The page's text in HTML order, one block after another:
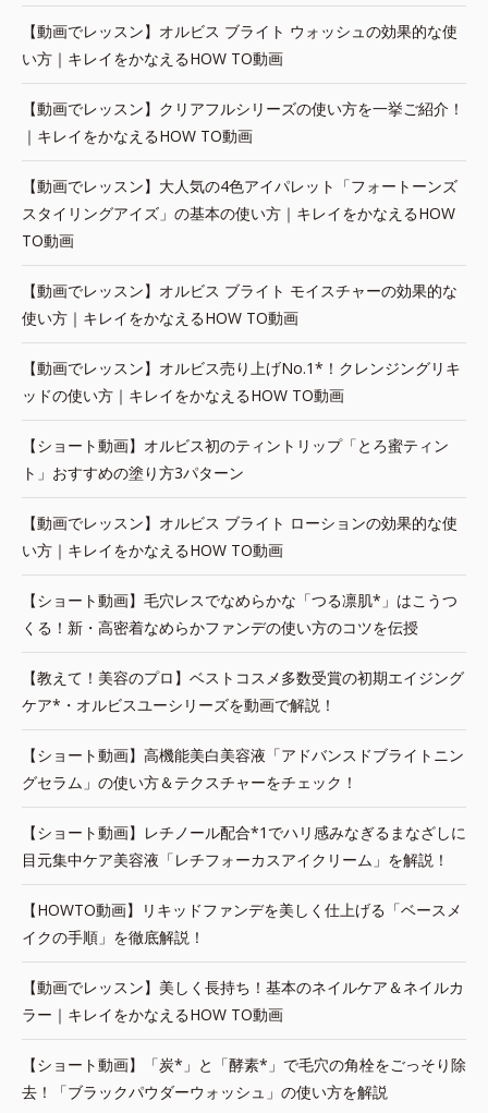
【動画でレッスン】オルビス ブライト ウォッシュの効果的な使
い方｜キレイをかなえるHOW TO動画
【動画でレッスン】クリアフルシリーズの使い方を一挙ご紹介！
｜キレイをかなえるHOW TO動画
【動画でレッスン】大人気の4色アイパレット「フォートーンズ
スタイリングアイズ」の基本の使い方｜キレイをかなえるHOW
TO動画
【動画でレッスン】オルビス ブライト モイスチャーの効果的な
使い方｜キレイをかなえるHOW TO動画
【動画でレッスン】オルビス売り上げNo.1*！クレンジングリキ
ッドの使い方｜キレイをかなえるHOW TO動画
【ショート動画】オルビス初のティントリップ「とろ蜜ティン
ト」おすすめの塗り方3パターン
【動画でレッスン】オルビス ブライト ローションの効果的な使
い方｜キレイをかなえるHOW TO動画
【ショート動画】毛穴レスでなめらかな「つる凛肌*」はこうつ
くる！新・高密着なめらかファンデの使い方のコツを伝授
【教えて！美容のプロ】ベストコスメ多数受賞の初期エイジング
ケア*・オルビスユーシリーズを動画で解説！
【ショート動画】高機能美白美容液「アドバンスドブライトニン
グセラム」の使い方＆テクスチャーをチェック！
【ショート動画】レチノール配合*1でハリ感みなぎるまなざしに
目元集中ケア美容液「レチフォーカスアイクリーム」を解説！
【HOWTO動画】リキッドファンデを美しく仕上げる「ベースメ
イクの手順」を徹底解説！
【動画でレッスン】美しく長持ち！基本のネイルケア＆ネイルカ
ラー｜キレイをかなえるHOW TO動画
【ショート動画】「炭*」と「酵素*」で毛穴の角栓をごっそり除
去！「ブラックパウダーウォッシュ」の使い方を解説